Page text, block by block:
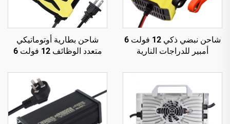
شاحن نبضي ذكي 12 فولت 6
أمبير للدراجات النارية
مادة البولي كربونات، إخراج
قابل للتخصيص لأوروبا/
الولايات المتحدة/المملكة
المتحدة، إصلاح للسيارات
ببطاريات LifePO4
شاحن بطارية أوتوماتيكي
متعدد الوظائف 12 فولت 6
Cargador De Bateria De
للسيارة والدراجة النارية
والسكوتر، مع شاشة LCD
وحماية OTP، كهربائي